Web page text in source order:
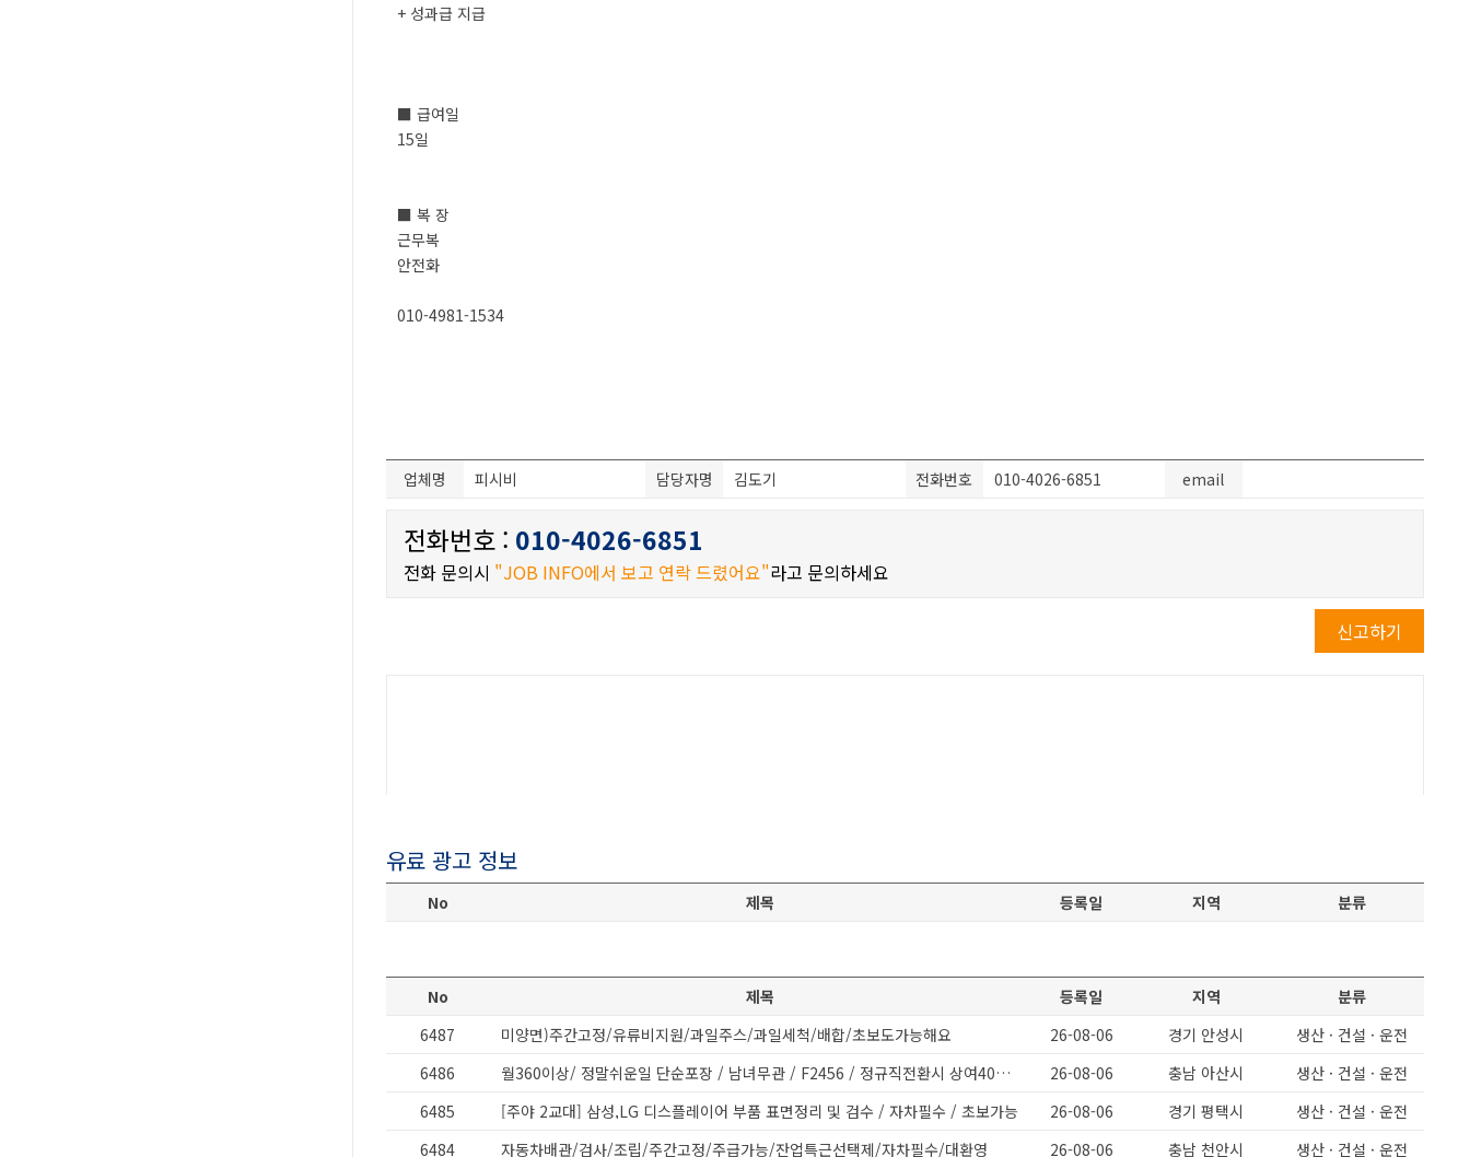
+ 성과급 지급
■ 급여일
15일
■ 복 장
근무복
안전화
010-4981-1534
업체명 피시비 담당자명 김도기 전화번호 010-4026-6851 email
전화번호 : 010-4026-6851
전화 문의시 "JOB INFO에서 보고 연락 드렸어요"라고 문의하세요
신고하기
유료 광고 정보
No 제목 등록일 지역 분류
No 제목 등록일 지역
분류
6487
미양면)주간고정/유류비지원/과일주스/과일세척/배합/초보도가능해요 26-08-06 경기 안성시
생산 · 건설 · 운전
6486
월360이상/ 정말쉬운일 단순포장 / 남녀무관 / F2456 / 정규직전환시 상여400프로 26-08-06 충남 아산시
생산 · 건설 · 운전
6485
[주야 2교대] 삼성,LG 디스플레이어 부품 표면정리 및 검수 / 자차필수 / 초보가능 26-08-06 경기 평택시
생산 · 건설 · 운전
6484
자동차배관/검사/조립/주간고정/주급가능/잔업특근선택제/자차필수/대환영 26-08-06 충남 천안시
생산 · 건설 · 운전